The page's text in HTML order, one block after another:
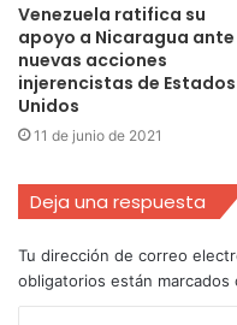
Venezuela ratifica su
apoyo a Nicaragua ante
nuevas acciones
injerencistas de Estados
Unidos
11 de junio de 2021
Deja una respuesta
Tu dirección de correo
obligatorios están marcados